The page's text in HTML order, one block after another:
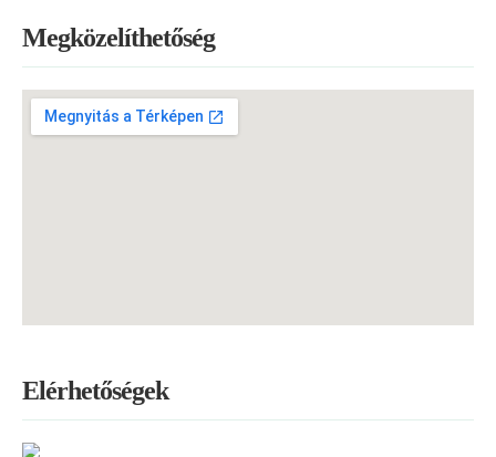
Megközelíthetőség
Elérhetőségek